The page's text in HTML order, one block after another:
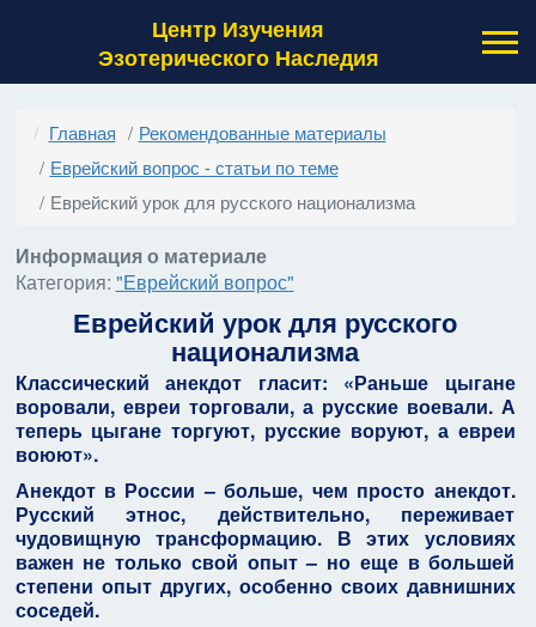
Центр Изучения
Эзотерического Наследия
Главная
Рекомендованные материалы
Еврейский вопрос - статьи по теме
Еврейский урок для русского национализма
Информация о материале
Категория: "Еврейский вопрос"
Еврейский урок для русского
национализма
Классический анекдот гласит: «Раньше цыгане
воровали, евреи торговали, а русские воевали. А
теперь цыгане торгуют, русские воруют, а евреи
воюют».
Анекдот в России – больше, чем просто анекдот.
Русский этнос, действительно, переживает
чудовищную трансформацию. В этих условиях
важен не только свой опыт – но еще в большей
степени опыт других, особенно своих давнишних
соседей.